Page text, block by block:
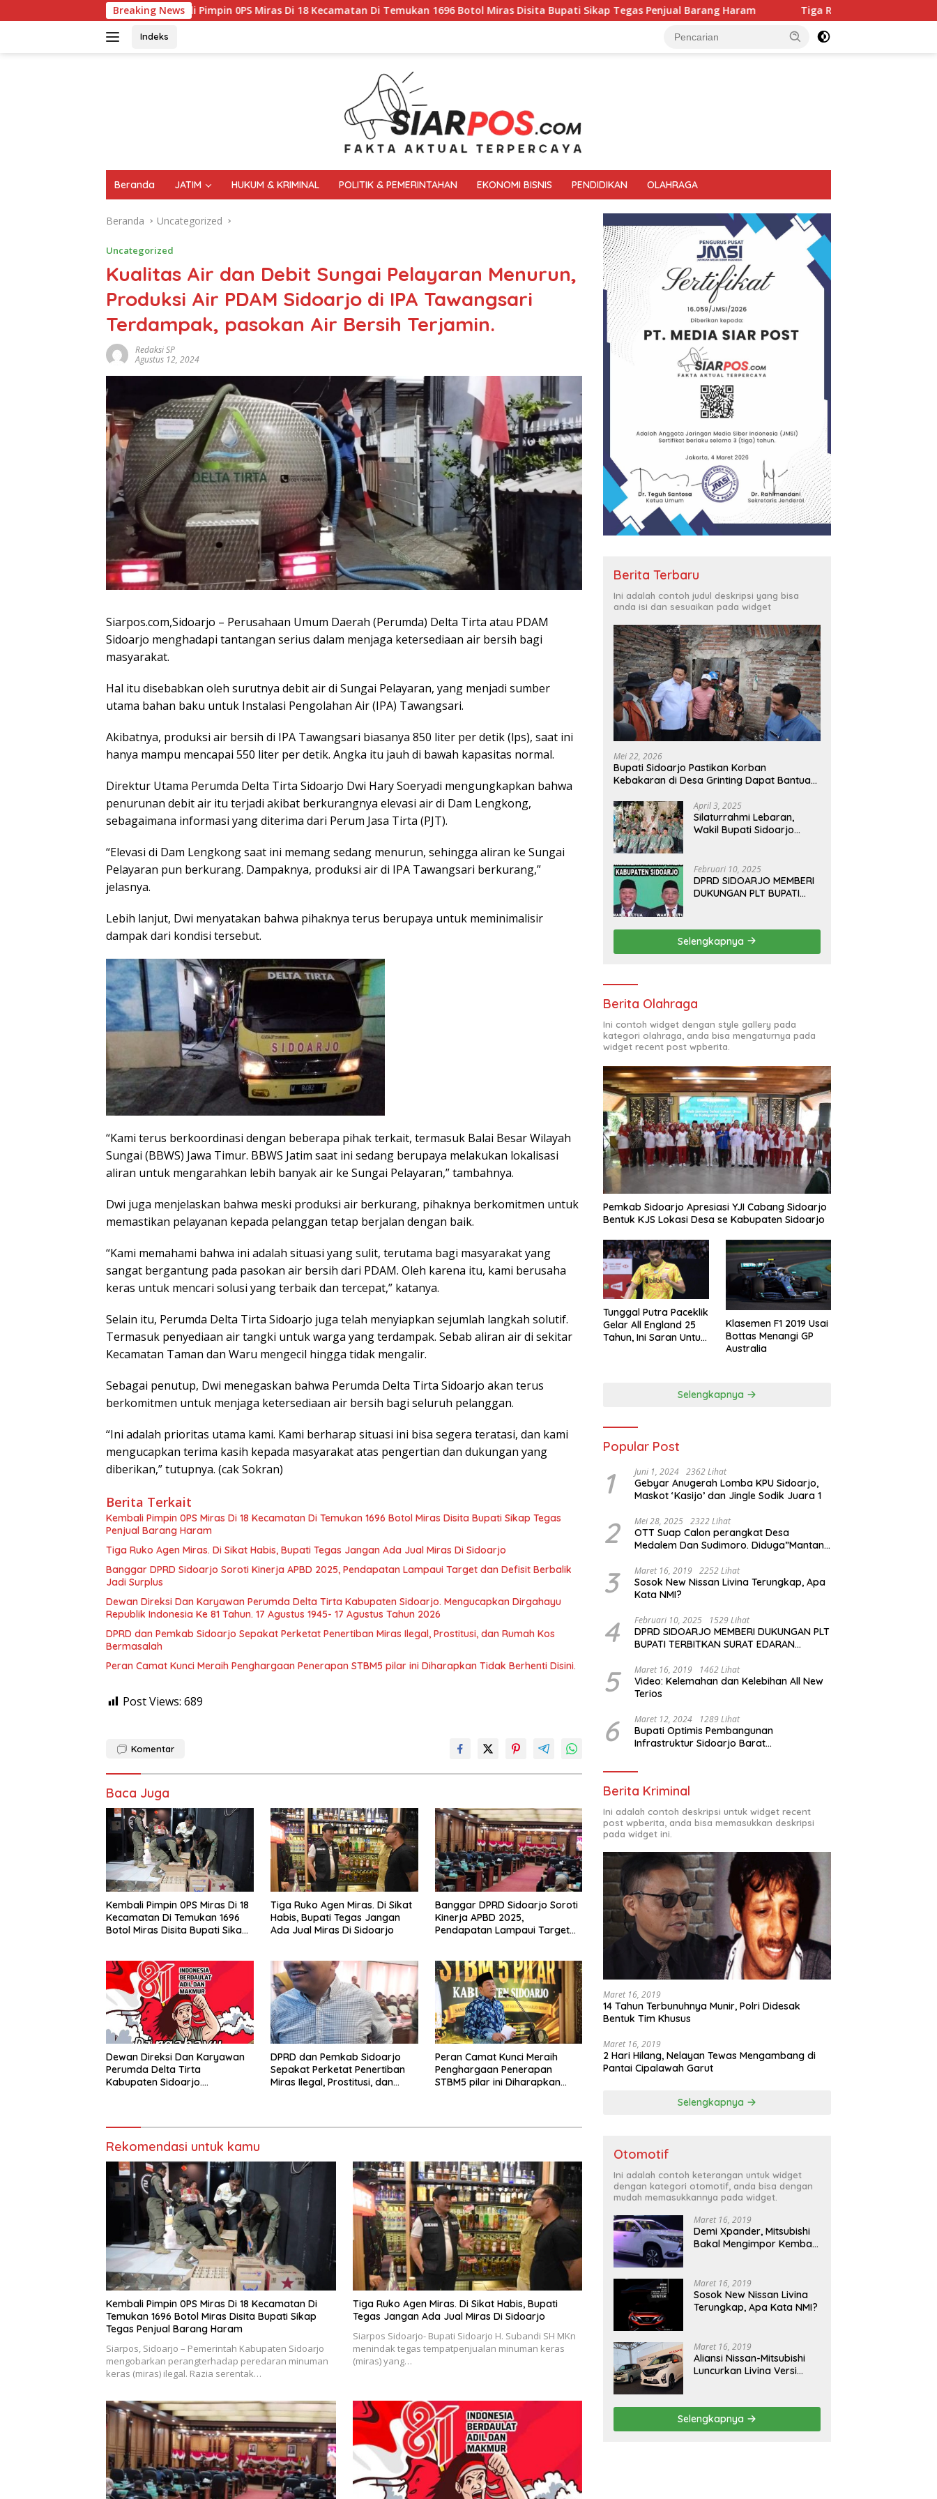
ke
Breaking News
Kembali Pimpin 0PS Miras Di 18 Kecamatan Di Temukan 1696 Botol Miras Disita Bupati Sikap Tegas Penjual Barang Haram Tiga Ruko Agen Miras. Di Sikat Habis, Bupati Tegas
Indeks
Beranda JATIM HUKUM & KRIMINAL POLITIK & PEMERINTAHAN EKONOMI BISNIS PENDIDIKAN OLAHRAGA
Beranda Uncategorized
Uncategorized
Kualitas Air dan Debit Sungai Pelayaran Menurun,
Produksi Air PDAM Sidoarjo di IPA Tawangsari
Terdampak, pasokan Air Bersih Terjamin.
Redaksi SP
Agustus 12, 2024
Siarpos.com,Sidoarjo – Perusahaan Umum Daerah (Perumda) Delta Tirta atau PDAM
Sidoarjo menghadapi tantangan serius dalam menjaga ketersediaan air bersih bagi
masyarakat.
Hal itu disebabkan oleh surutnya debit air di Sungai Pelayaran, yang menjadi sumber
utama bahan baku untuk Instalasi Pengolahan Air (IPA) Tawangsari.
Akibatnya, produksi air bersih di IPA Tawangsari biasanya 850 liter per detik (lps), saat ini
hanya mampu mencapai 550 liter per detik. Angka itu jauh di bawah kapasitas normal.
Direktur Utama Perumda Delta Tirta Sidoarjo Dwi Hary Soeryadi mengungkapkan bahwa
penurunan debit air itu terjadi akibat berkurangnya elevasi air di Dam Lengkong,
sebagaimana informasi yang diterima dari Perum Jasa Tirta (PJT).
“Elevasi di Dam Lengkong saat ini memang sedang menurun, sehingga aliran ke Sungai
Pelayaran pun berkurang. Dampaknya, produksi air di IPA Tawangsari berkurang,”
jelasnya.
Lebih lanjut, Dwi menyatakan bahwa pihaknya terus berupaya untuk meminimalisir
dampak dari kondisi tersebut.
“Kami terus berkoordinasi dengan beberapa pihak terkait, termasuk Balai Besar Wilayah
Sungai (BBWS) Jawa Timur. BBWS Jatim saat ini sedang berupaya melakukan lokalisasi
aliran untuk mengarahkan lebih banyak air ke Sungai Pelayaran,” tambahnya.
Dwi juga menjelaskan bahwa meski produksi air berkurang, pihaknya berkomitmen untuk
memastikan pelayanan kepada pelanggan tetap berjalan dengan baik.
“Kami memahami bahwa ini adalah situasi yang sulit, terutama bagi masyarakat yang
sangat bergantung pada pasokan air bersih dari PDAM. Oleh karena itu, kami berusaha
keras untuk mencari solusi yang terbaik dan tercepat,” katanya.
Selain itu, Perumda Delta Tirta Sidoarjo juga telah menyiapkan sejumlah langkah solutif.
Termasuk penyediaan air tangki untuk warga yang terdampak. Sebab aliran air di sekitar
Kecamatan Taman dan Waru mengecil hingga tidak mengalir.
Sebagai penutup, Dwi menegaskan bahwa Perumda Delta Tirta Sidoarjo akan terus
berkomitmen untuk menjaga ketersediaan air bersih bagi seluruh pelanggan.
“Ini adalah prioritas utama kami. Kami berharap situasi ini bisa segera teratasi, dan kami
mengucapkan terima kasih kepada masyarakat atas pengertian dan dukungan yang
diberikan,” tutupnya. (cak Sokran)
Berita Terkait
Kembali Pimpin 0PS Miras Di 18 Kecamatan Di Temukan 1696 Botol Miras Disita Bupati Sikap Tegas
Penjual Barang Haram
Tiga Ruko Agen Miras. Di Sikat Habis, Bupati Tegas Jangan Ada Jual Miras Di Sidoarjo
Banggar DPRD Sidoarjo Soroti Kinerja APBD 2025, Pendapatan Lampaui Target dan Defisit Berbalik
Jadi Surplus
Dewan Direksi Dan Karyawan Perumda Delta Tirta Kabupaten Sidoarjo. Mengucapkan Dirgahayu
Republik Indonesia Ke 81 Tahun. 17 Agustus 1945- 17 Agustus Tahun 2026
DPRD dan Pemkab Sidoarjo Sepakat Perketat Penertiban Miras Ilegal, Prostitusi, dan Rumah Kos
Bermasalah
Peran Camat Kunci Meraih Penghargaan Penerapan STBM5 pilar ini Diharapkan Tidak Berhenti Disini.
Post Views: 689
Komentar
Baca Juga
Kembali Pimpin 0PS Miras Di 18
Kecamatan Di Temukan 1696
Botol Miras Disita Bupati Sikap
Tiga Ruko Agen Miras. Di Sikat
Habis, Bupati Tegas Jangan
Ada Jual Miras Di Sidoarjo
Banggar DPRD Sidoarjo Soroti
Kinerja APBD 2025,
Pendapatan Lampaui Target
Dewan Direksi Dan Karyawan
Perumda Delta Tirta
Kabupaten Sidoarjo.
Tahun 2026
DPRD dan Pemkab Sidoarjo
Sepakat Perketat Penertiban
Miras Ilegal, Prostitusi, dan
Peran Camat Kunci Meraih
Penghargaan Penerapan
STBM5 pilar ini Diharapkan
Rekomendasi untuk kamu
Kembali Pimpin 0PS Miras Di 18 Kecamatan Di
Temukan 1696 Botol Miras Disita Bupati Sikap
Tegas Penjual Barang Haram
Siarpos, Sidoarjo – Pemerintah Kabupaten Sidoarjo
mengobarkan perangterhadap peredaran minuman
keras (miras) ilegal. Razia serentak…
Tiga Ruko Agen Miras. Di Sikat Habis, Bupati
Tegas Jangan Ada Jual Miras Di Sidoarjo
Siarpos Sidoarjo- Bupati Sidoarjo H. Subandi SH MKn
menindak tegas tempatpenjualan minuman keras
(miras) yang…
Berita Terbaru
Ini adalah contoh judul deskripsi yang bisa
anda isi dan sesuaikan pada widget
Mei 22, 2026
Bupati Sidoarjo Pastikan Korban
Kebakaran di Desa Grinting Dapat Bantuan
April 3, 2025
Silaturrahmi Lebaran,
Wakil Bupati Sidoarjo
Februari 10, 2025
DPRD SIDOARJO MEMBERI
DUKUNGAN PLT BUPATI
OUTDOOR LEARNING
(ODL) TK, PAUD, SD,
SMP/MTS KELUAR KOTA
Selengkapnya
Berita Olahraga
Ini contoh widget dengan style gallery pada
kategori olahraga, anda bisa mengaturnya pada
widget recent post wpberita.
Pemkab Sidoarjo Apresiasi YJI Cabang Sidoarjo
Bentuk KJS Lokasi Desa se Kabupaten Sidoarjo
Tunggal Putra Paceklik
Gelar All England 25
Tahun, Ini Saran Untuk
Klasemen F1 2019 Usai
Bottas Menangi GP
Australia
Selengkapnya
Popular Post
1 Juni 1, 2024 2362 Lihat
Gebyar Anugerah Lomba KPU Sidoarjo,
Maskot ‘Kasijo’ dan Jingle Sodik Juara 1
2 Mei 28, 2025 2322 Lihat
OTT Suap Calon perangkat Desa
Medalem Dan Sudimoro. Diduga”Mantan
3 Maret 16, 2019 2252 Lihat
Sosok New Nissan Livina Terungkap, Apa
Kata NMI?
4 Februari 10, 2025 1529 Lihat
DPRD SIDOARJO MEMBERI DUKUNGAN PLT
BUPATI TERBITKAN SURAT EDARAN
(ODL) TK, PAUD, SD, SMP/MTS KELUAR
KOTA
5 Maret 16, 2019 1462 Lihat
Video: Kelemahan dan Kelebihan All New
Terios
6 Maret 12, 2024 1289 Lihat
Bupati Optimis Pembangunan
Infrastruktur Sidoarjo Barat
Berita Kriminal
Ini adalah contoh deskripsi untuk widget recent
post wpberita, anda bisa memasukkan deskripsi
pada widget ini.
Maret 16, 2019
14 Tahun Terbunuhnya Munir, Polri Didesak
Bentuk Tim Khusus
Maret 16, 2019
2 Hari Hilang, Nelayan Tewas Mengambang di
Pantai Cipalawah Garut
Selengkapnya
Otomotif
Ini adalah contoh keterangan untuk widget
dengan kategori otomotif, anda bisa dengan
mudah memasukkannya pada widget.
Maret 16, 2019
Demi Xpander, Mitsubishi
Bakal Mengimpor Kembali
Maret 16, 2019
Sosok New Nissan Livina
Terungkap, Apa Kata NMI?
Maret 16, 2019
Aliansi Nissan-Mitsubishi
Luncurkan Livina Versi
Selengkapnya